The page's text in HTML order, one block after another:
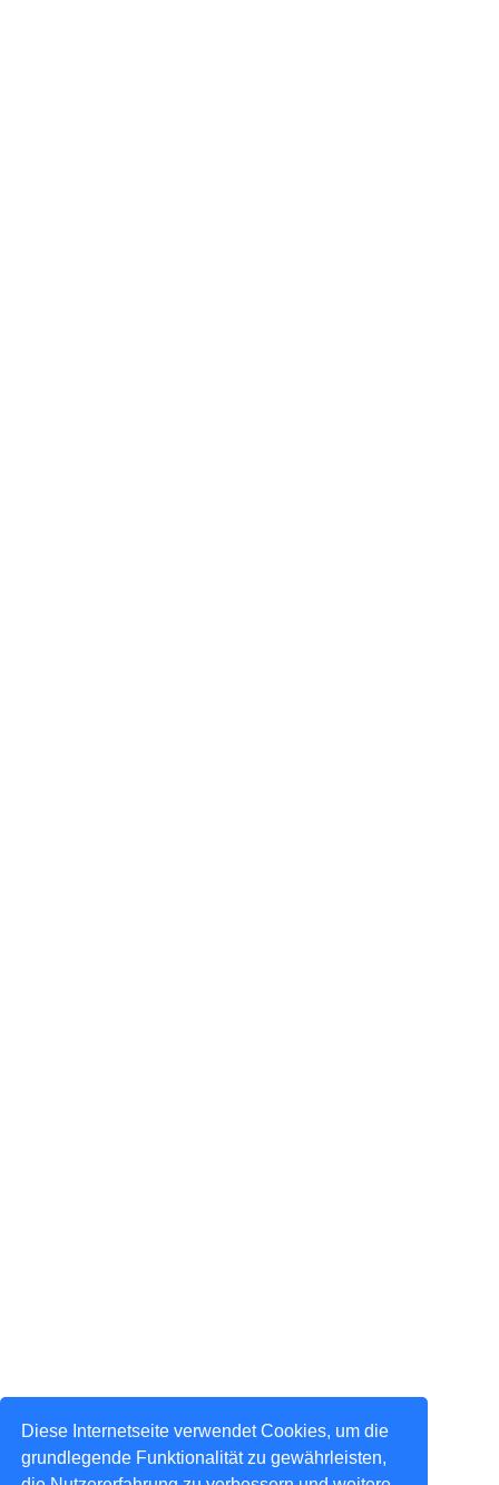
Diese Internetseite verwendet Cookies, um die
grundlegende Funktionalität zu gewährleisten,